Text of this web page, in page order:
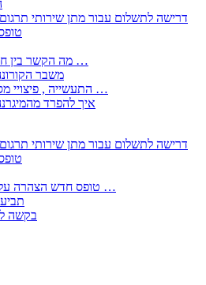
2355 דרישה לתשלום עבור מתן שירותי
– לבעלי עסקים ובעולם העבודה EMDR מה הקשר בין חסמים …
– משבר הקורונה
, התעשייה , פיצויי מס רכוש בגין נזק עקיף לענפי המסחר החקלאות …
!? איך להפרד
2355 דרישה לתשלום עבור מתן שירותי
2513-2 טופס חדש הצהרה על העברה לחול הפטורה ממס בברכה גק …
266
267 –